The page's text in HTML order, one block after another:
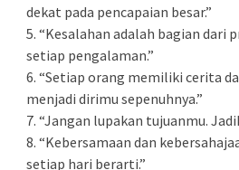
dekat pada pencapaian besar.”
5. “Kesalahan adalah bagian dari
setiap pengalaman.”
6. “Setiap orang memiliki cerita
menjadi dirimu sepenuhnya.”
7. “Jangan lupakan tujuanmu.
8. “Kebersamaan dan
setiap hari berarti.”